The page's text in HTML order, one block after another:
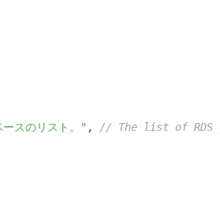
ースのリスト。" ,
// The list of RDS